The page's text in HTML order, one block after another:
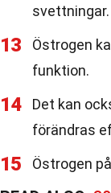
svettningar.
13
Östrogen
funktion.
14
Det kan
förändras
15 Östrogen